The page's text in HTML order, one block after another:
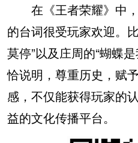
在《王者荣耀》中，
的台词很受玩家欢迎。
莫停”以及庄周的“蝴蝶
恰说明，尊重历史，赋
感，不仅能获得玩家的
益的文化传播平台。